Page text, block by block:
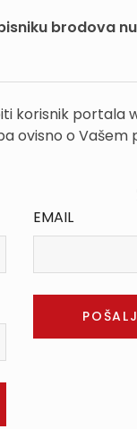
brodova
korisnik portala
ovisno o Vašem
EMAIL